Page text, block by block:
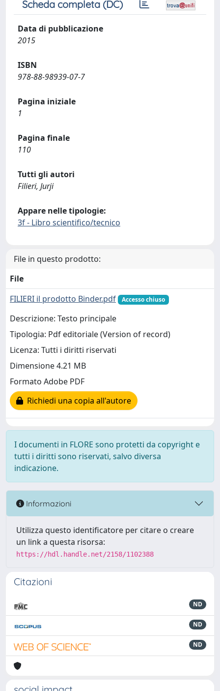
Scheda completa (DC)
Data di pubblicazione
2015
ISBN
978-88-98939-07-7
Pagina iniziale
1
Pagina finale
110
Tutti gli autori
Filieri, Jurji
Appare nelle tipologie:
3f - Libro scientifico/tecnico
File in questo prodotto:
File
FILIERI il prodotto Binder.pdf
Accesso chiuso
Descrizione: Testo principale
Tipologia: Pdf editoriale (Version of record)
Licenza: Tutti i diritti riservati
Dimensione 4.21 MB
Formato Adobe PDF
Richiedi una copia all'autore
I documenti in FLORE sono protetti da copyright e
tutti i diritti sono riservati, salvo diversa
indicazione.
Informazioni
Utilizza questo identificatore per citare o creare
un link a questa risorsa:
https://hdl.handle.net/2158/1102388
Citazioni
ND
ND
ND